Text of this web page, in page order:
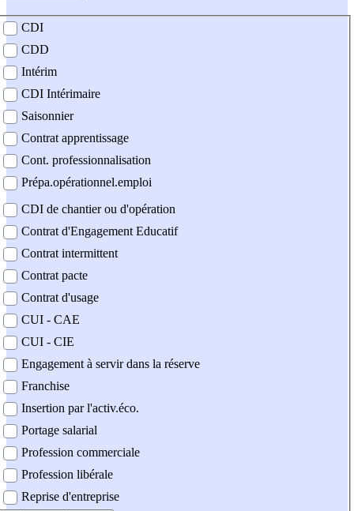
contrat
CDI
CDD
Intérim
CDI Intérimaire
Saisonnier
Contrat apprentissage
Cont. professionnalisation
Prépa.opérationnel.emploi
CDI de chantier ou d'opération
Contrat d'Engagement Educatif
Contrat intermittent
Contrat pacte
Contrat d'usage
CUI - CAE
CUI - CIE
Engagement à servir dans la réserve
Franchise
Insertion par l'activ.éco.
Portage salarial
Profession commerciale
Profession libérale
Reprise d'entreprise